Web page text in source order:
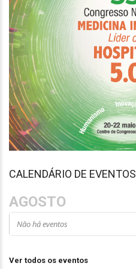
CALENDÁRIO DE EVENTOS
AGOSTO
Não há eventos
Ver todos os eventos